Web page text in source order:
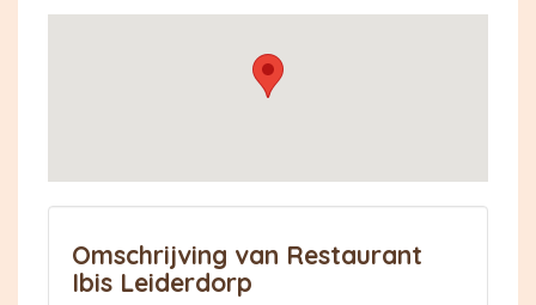
Omschrijving van Restaurant
Ibis Leiderdorp